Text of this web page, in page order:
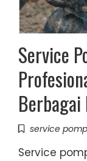
Service
Berbagai
service
Service